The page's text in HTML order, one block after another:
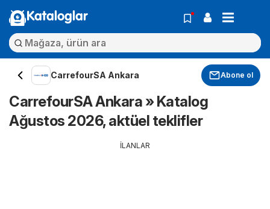
Kataloglar
CarrefourSA Ankara Abone ol
CarrefourSA Ankara » Katalog
Ağustos 2026, aktüel teklifler
İLANLAR